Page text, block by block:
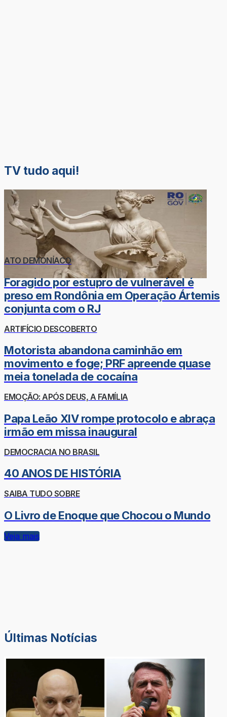
TV tudo aqui!
ATO DEMONÍACO
Foragido por estupro de vulnerável é
preso em Rondônia em Operação Ártemis
conjunta com o RJ
ARTIFÍCIO DESCOBERTO
Motorista abandona caminhão em
movimento e foge; PRF apreende quase
meia tonelada de cocaína
EMOÇÃO: APÓS DEUS, A FAMÍLIA
Papa Leão XIV rompe protocolo e abraça
irmão em missa inaugural
DEMOCRACIA NO BRASIL
40 ANOS DE HISTÓRIA
SAIBA TUDO SOBRE
O Livro de Enoque que Chocou o Mundo
Veja mais
Últimas Notícias